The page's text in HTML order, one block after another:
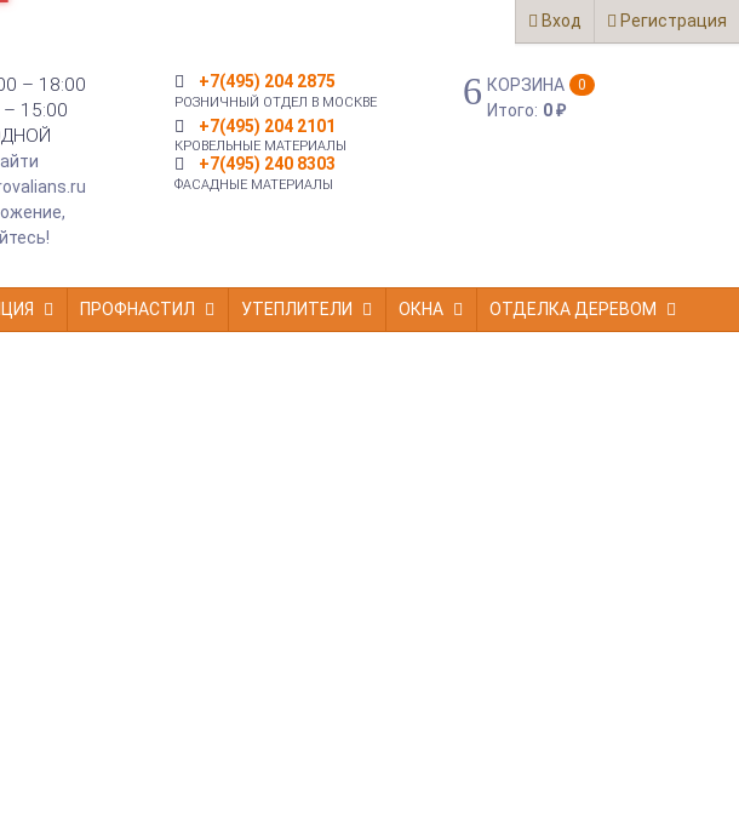
Вход Регистрация
– 18:00
– 15:00
+7(495) 204 2875
РОЗНИЧНЫЙ ОТДЕЛ В МОСКВЕ
+7(495) 204 2101
КРОВЕЛЬНЫЕ МАТЕРИАЛЫ
+7(495) 240 8303
ФАСАДНЫЕ МАТЕРИАЛЫ
КОРЗИНА 0
Итого: 0₽
ПРОФНАСТИЛ УТЕПЛИТЕЛИ ОКНА ОТДЕЛКА ДЕРЕВОМ